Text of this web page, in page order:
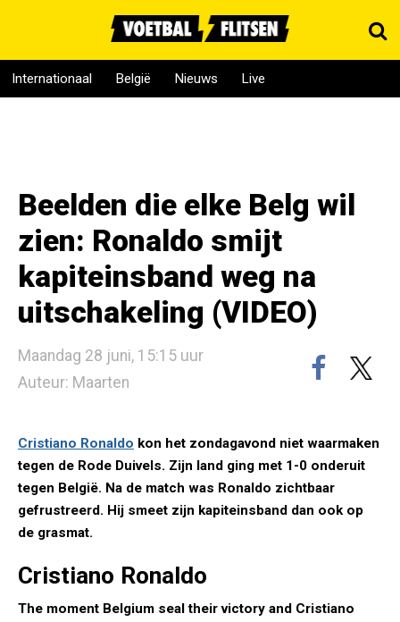
Internationaal België Nieuws Live
Beelden die elke Belg wil
zien: Ronaldo smijt
kapiteinsband weg na
uitschakeling (VIDEO)
Maandag 28 juni, 15:15 uur
Auteur: Maarten
Cristiano Ronaldo kon het zondagavond niet waarmaken
tegen de Rode Duivels. Zijn land ging met 1-0 onderuit
tegen België. Na de match was Ronaldo zichtbaar
gefrustreerd. Hij smeet zijn kapiteinsband dan ook op
de grasmat.
Cristiano Ronaldo
The moment Belgium seal their victory and Cristiano